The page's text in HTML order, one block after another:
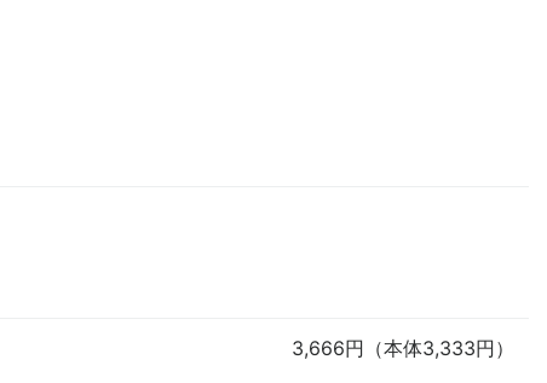
3,666円（本体3,333円）